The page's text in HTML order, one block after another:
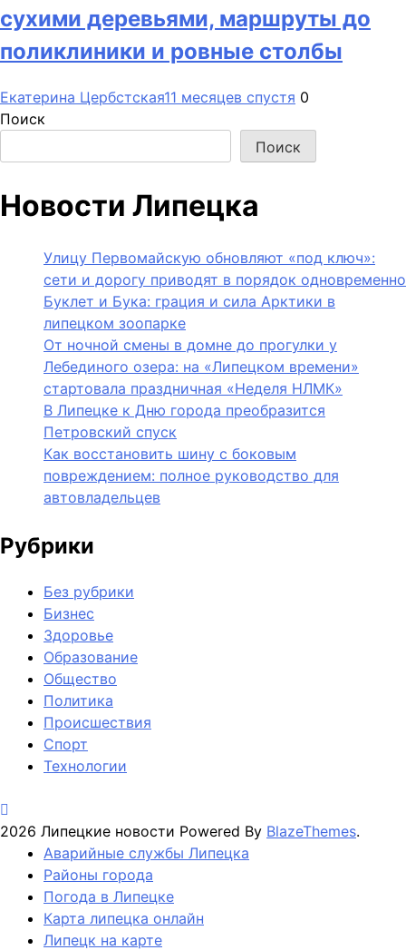
сухими деревьями, маршруты до
поликлиники и ровные столбы
Екатерина Цербстская11 месяцев спустя 0
Поиск
Поиск
Новости Липецка
Улицу Первомайскую обновляют «под ключ»:
сети и дорогу приводят в порядок одновременно
Буклет и Бука: грация и сила Арктики в
липецком зоопарке
От ночной смены в домне до прогулки у
Лебединого озера: на «Липецком времени»
стартовала праздничная «Неделя НЛМК»
В Липецке к Дню города преобразится
Петровский спуск
Как восстановить шину с боковым
повреждением: полное руководство для
автовладельцев
Рубрики
Без рубрики
Бизнес
Здоровье
Образование
Общество
Политика
Происшествия
Спорт
Технологии
2026 Липецкие новости Powered By BlazeThemes.
Аварийные службы Липецка
Районы города
Погода в Липецке
Карта липецка онлайн
Липецк на карте